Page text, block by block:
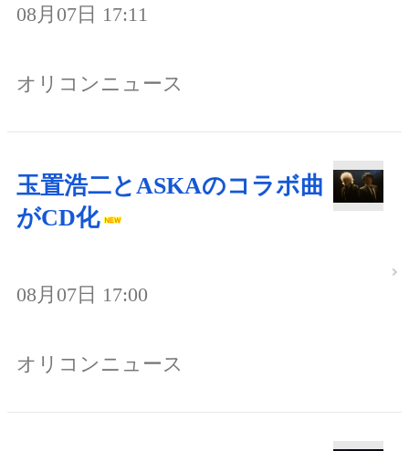
08月07日 17:11
オリコンニュース
玉置浩二とASKAのコラボ曲
がCD化
08月07日 17:00
オリコンニュース